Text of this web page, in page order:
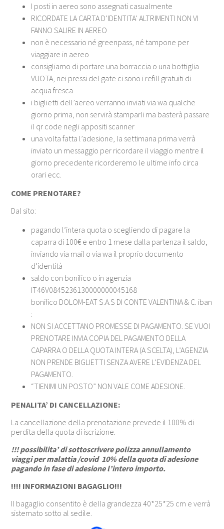
I posti in aereo sono assegnati casualmente
RICORDATE LA CARTA D’IDENTITA’ ALTRIMENTI NON VI
FANNO SALIRE IN AEREO
non è necessario né greenpass, né tampone per
viaggiare in aereo
consigliamo di portare una borraccia o una bottiglia
VUOTA, nei pressi del gate ci sono i refill gratuiti di
acqua fresca
i biglietti dell’aereo verranno inviati via wa qualche
giorno prima, non servirà stamparli ma basterà passare
il qr code negli appositi scanner
una volta fatta l’adesione, la settimana prima verrà
inviato un messaggio per ricordare il viaggio mentre il
giorno precedente ricorderemo le ultime info circa
orari ecc.
COME PRENOTARE?
Dal sito:
pagando l’intera quota o scegliendo di pagare la
caparra di 100€ e entro 1 mese dalla partenza il saldo,
inviando via mail o via wa il proprio documento
d’identità
saldo con bonifico o in agenzia
IT46V0845236130000000045168
bonifico DOLOM-EAT S.A.S DI CONTE VALENTINA & C. iban
:
NON SI ACCETTANO PROMESSE DI PAGAMENTO. SE VUOI
PRENOTARE INVIA COPIA DEL PAGAMENTO DELLA
CAPARRA O DELLA QUOTA INTERA (A SCELTA), L’AGENZIA
NON PRENDE BIGLIETTI SENZA AVERE L’EVIDENZA DEL
PAGAMENTO.
“TIENIMI UN POSTO” NON VALE COME ADESIONE.
PENALITA’ DI CANCELLAZIONE:
La cancellazione della prenotazione prevede il 100% di
perdita della quota di iscrizione.
!!! possibilita’ di sottoscrivere polizza annullamento
viaggi per malattia /covid 10% della quota di adesione
pagando in fase di adesione l’intero importo.
!!!! INFORMAZIONI BAGAGLIO!!!
Il bagaglio consentito è della grandezza 40*25*25 cm e verrà
sistemato sotto al sedile.